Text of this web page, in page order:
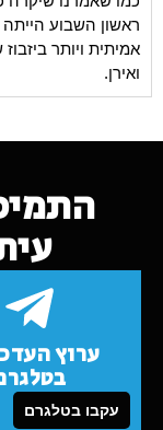
ראשון השבוע
אמיתית ויותר
ואירן.
ערוץ
עקבו בטלגרם